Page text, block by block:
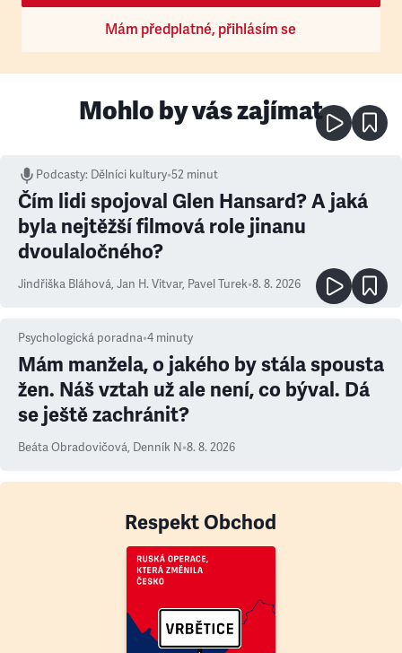
Mám předplatné, přihlásím se
Mohlo by vás zajímat
Podcasty: Dělníci kultury•52 minut
Čím lidi spojoval Glen Hansard? A jaká
byla nejtěžší filmová role jinanu
dvoulaločného?
Jindřiška Bláhová, Jan H. Vitvar, Pavel Turek•8. 8. 2026
Psychologická poradna•4 minuty
Mám manžela, o jakého by stála spousta
žen. Náš vztah už ale není, co býval. Dá
se ještě zachránit?
Beáta Obradovičová, Denník N•8. 8. 2026
Respekt Obchod